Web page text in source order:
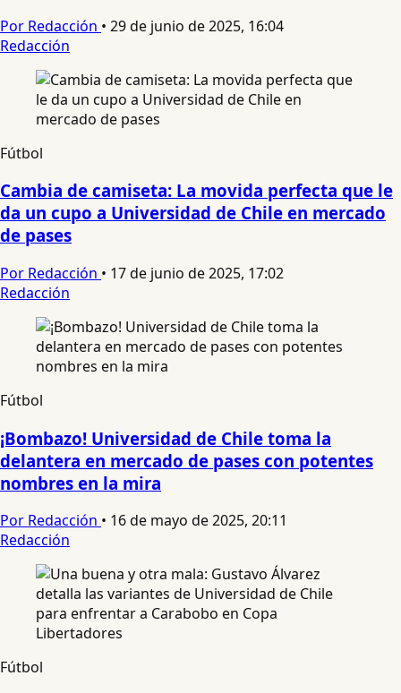
Por Redacción • 29 de junio de 2025, 16:04
Redacción
Fútbol
Cambia de camiseta: La movida perfecta que le
da un cupo a Universidad de Chile en mercado
de pases
Por Redacción • 17 de junio de 2025, 17:02
Redacción
Fútbol
¡Bombazo! Universidad de Chile toma la
delantera en mercado de pases con potentes
nombres en la mira
Por Redacción • 16 de mayo de 2025, 20:11
Redacción
Fútbol